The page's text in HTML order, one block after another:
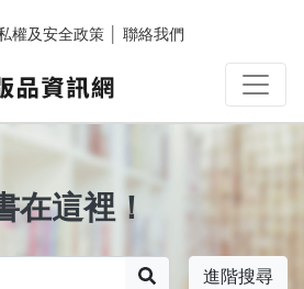
權及安全政策 聯絡我們
在這裡！
進階搜尋